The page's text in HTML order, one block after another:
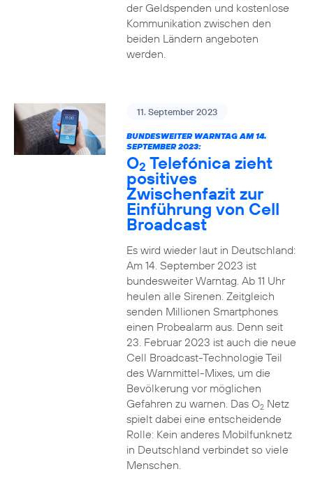
der Geldspenden und kostenlose
Kommunikation zwischen den
beiden Ländern angeboten
werden.
11. September 2023
BUNDESWEITER WARNTAG AM 14.
SEPTEMBER 2023:
O2 Telefónica zieht
positives
Zwischenfazit zur
Einführung von Cell
Broadcast
Es wird wieder laut in Deutschland:
Am 14. September 2023 ist
bundesweiter Warntag. Ab 11 Uhr
heulen alle Sirenen. Zeitgleich
senden Millionen Smartphones
einen Probealarm aus. Denn seit
23. Februar 2023 ist auch die neue
Cell Broadcast-Technologie Teil
des Warnmittel-Mixes, um die
Bevölkerung vor möglichen
Gefahren zu warnen. Das O2Netz
spielt dabei eine entscheidende
Rolle: Kein anderes Mobilfunknetz
in Deutschland verbindet so viele
Menschen.